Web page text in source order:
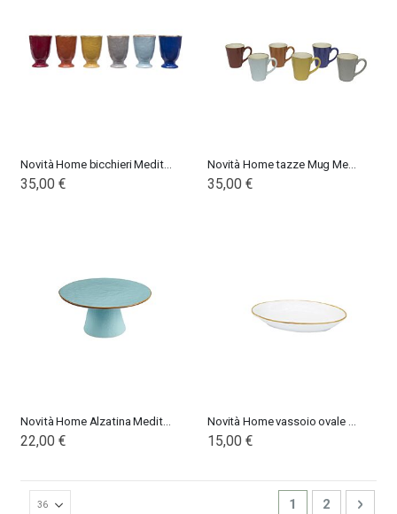
Novità Home bicchieri Mediterraneo
35,00 €
Novità Home tazze Mug Mediterraneo
35,00 €
Novità Home Alzatina Mediterraneo
22,00 € 15,00 €
Pagina
Attualmente stai
1 Pagina
2